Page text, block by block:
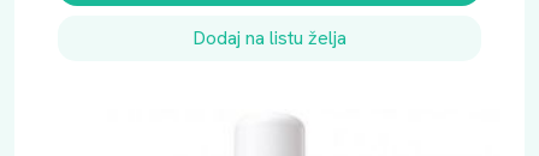
Dodaj na listu želja